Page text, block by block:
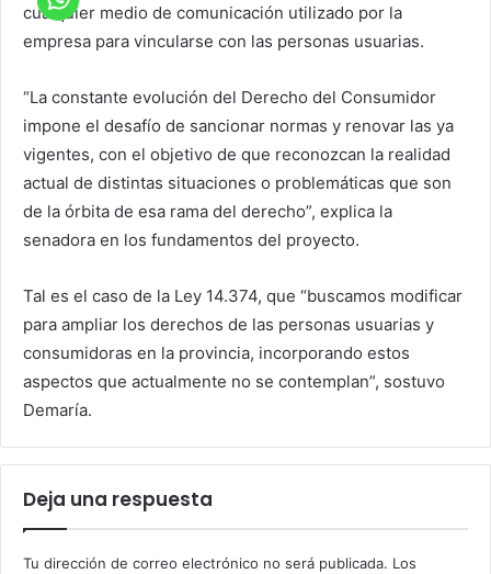
cualquier medio de comunicación utilizado por la
empresa para vincularse con las personas usuarias.
“La constante evolución del Derecho del Consumidor
impone el desafío de sancionar normas y renovar las ya
vigentes, con el objetivo de que reconozcan la realidad
actual de distintas situaciones o problemáticas que son
de la órbita de esa rama del derecho”, explica la
senadora en los fundamentos del proyecto.
Tal es el caso de la Ley 14.374, que “buscamos modificar
para ampliar los derechos de las personas usuarias y
consumidoras en la provincia, incorporando estos
aspectos que actualmente no se contemplan”, sostuvo
Demaría.
Deja una respuesta
Tu dirección de correo electrónico no será publicada. Los